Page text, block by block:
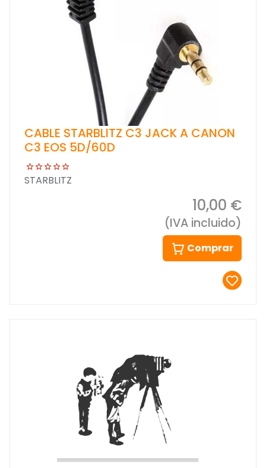
CABLE STARBLITZ C3 JACK A CANON
C3 EOS 5D/60D
STARBLITZ
10,00 €
(IVA incluido)
Comprar